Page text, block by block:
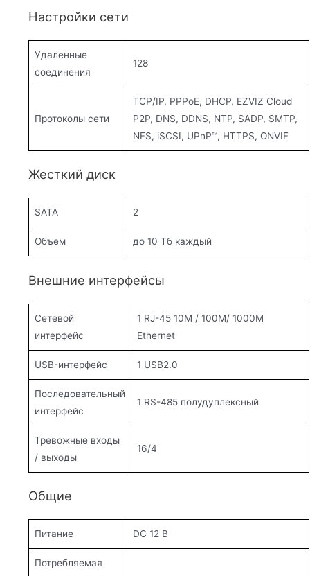
Настройки сети
Удаленные
соединения
128
Протоколы сети
TCP/IP, PPPoE, DHCP, EZVIZ Cloud
P2P, DNS, DDNS, NTP, SADP, SMTP,
NFS, iSCSI, UPnP™, HTTPS, ONVIF
Жесткий диск
SATA 2
Объем до 10 Тб каждый
Внешние интерфейсы
Сетевой
интерфейс
1 RJ-45 10M / 100M/ 1000М
Ethernet
USB-интерфейс 1 USB2.0
Последовательный
интерфейс
1 RS-485 полудуплексный
Тревожные входы
/ выходы
16/4
Общие
Питание DC 12 В
Потребляемая